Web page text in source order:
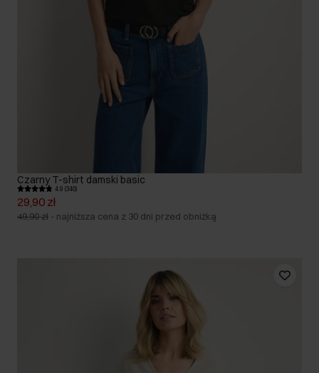
Czarny T-shirt damski basic
4.9 (340)
29,90 zł
49,90 zł - najniższa cena z 30 dni przed obniżką